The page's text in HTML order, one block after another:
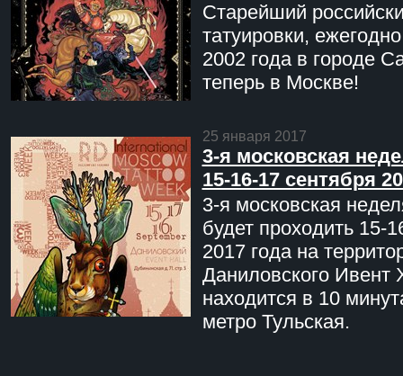
Старейший
татуировки,
2002 года в городе
теперь в Москве!
25 января 2017
3-я московская
15-16-17 сентября
3-я московская
будет проходить 15-
2017 года на
Даниловского Ивент
находится в 10
метро Тульская.